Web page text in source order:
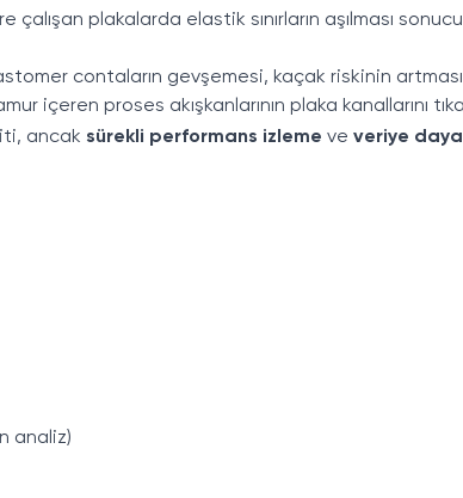
çalışan plakalarda elastik sınırların aşılması
contaların gevşemesi, kaçak riskinin artması
içeren proses akışkanlarının plaka kanallarını
ancak sürekli performans izleme ve veriye
analiz)